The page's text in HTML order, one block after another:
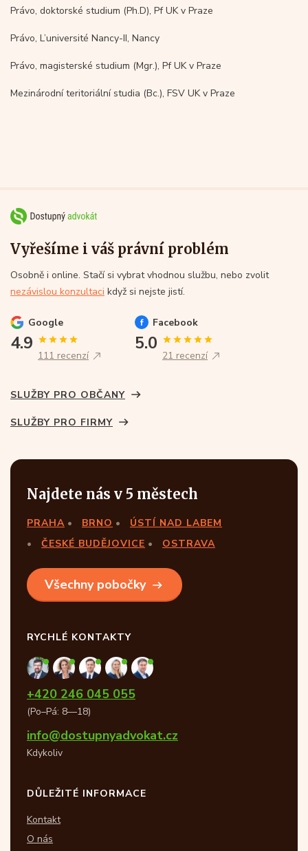
Právo, doktorské studium (Ph.D), Pf UK v Praze
Právo, L’université Nancy-II, Nancy
Právo, magisterské studium (Mgr.), Pf UK v Praze
Mezinárodní teritoriální studia (Bc.), FSV UK v Praze
Vyřešíme i váš právní problém
Osobně i online. Stačí si vybrat vhodnou službu, nebo zvolit
nezávislou konzultaci když si nejste jistí.
Google
4.9
111 recenzí
Facebook
5.0
21 recenzí
SLUŽBY PRO OBČANY
SLUŽBY PRO FIRMY
Najdete nás v 5 městech
PRAHA BRNO
ÚSTÍ NAD LABEM
ČESKÉ BUDĚJOVICE
OSTRAVA
Všechny pobočky
RYCHLÉ KONTAKTY
+420 246 045 055
(Po–Pá: 8—18)
info@dostupnyadvokat.cz
Kdykoliv
DŮLEŽITÉ INFORMACE
Kontakt
O nás